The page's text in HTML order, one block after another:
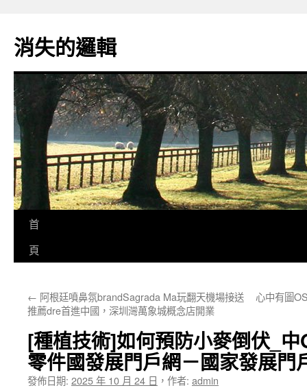
主
要
消失的邏輯
首
頁
← 阿根廷噴鼻氛brandSagrada Ma玩翻天機場接送
推薦dre首進中國，深圳灣萬象城概念店開業
心中有圖
[種植技術]如何預防小麥倒伏_
零件國發展門戶網－國家發展門
發佈日期: 2025 年 10 月 24 日 ， 作者: admin